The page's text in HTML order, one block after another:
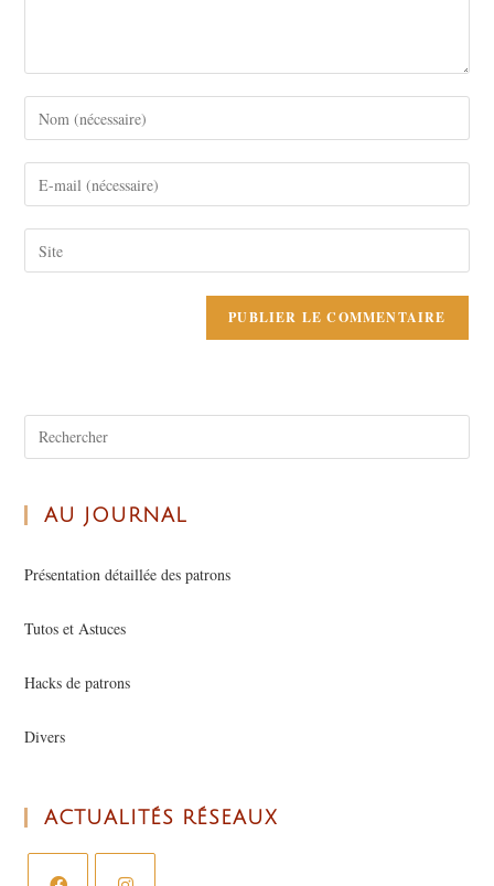
AU JOURNAL
Présentation détaillée des patrons
Tutos et Astuces
Hacks de patrons
Divers
ACTUALITÉS RÉSEAUX